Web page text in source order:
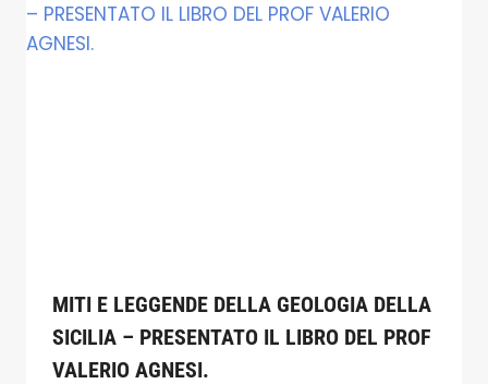
MITI E LEGGENDE DELLA GEOLOGIA DELLA
SICILIA – PRESENTATO IL LIBRO DEL PROF
VALERIO AGNESI.